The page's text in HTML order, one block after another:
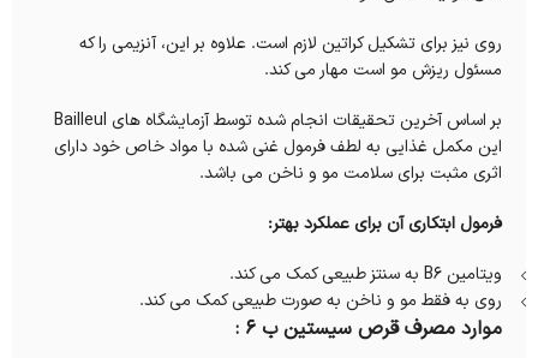
روی نیز برای تشکیل کراتین لازم است. علاوه بر این، آنزیمی را که
مسئول ریزش مو است مهار می کند.
بر اساس آخرین تحقیقات انجام شده توسط آزمایشگاه های Bailleul
این مکمل غذایی به لطف فرمول غنی شده با مواد خاص خود دارای
اثری مثبت برای سلامت مو و ناخن می باشد.
فرمول ابتکاری آن برای عملکرد بهتر:
ویتامین B6 به سنتز طبیعی کمک می کند.
روی به فقط مو و ناخن به صورت طبیعی کمک می کند.
موارد مصرف قرص سیستین ب ۶ :